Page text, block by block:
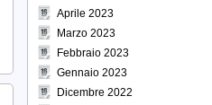
Aprile 2023
Marzo 2023
Febbraio 2023
Gennaio 2023
Dicembre 2022